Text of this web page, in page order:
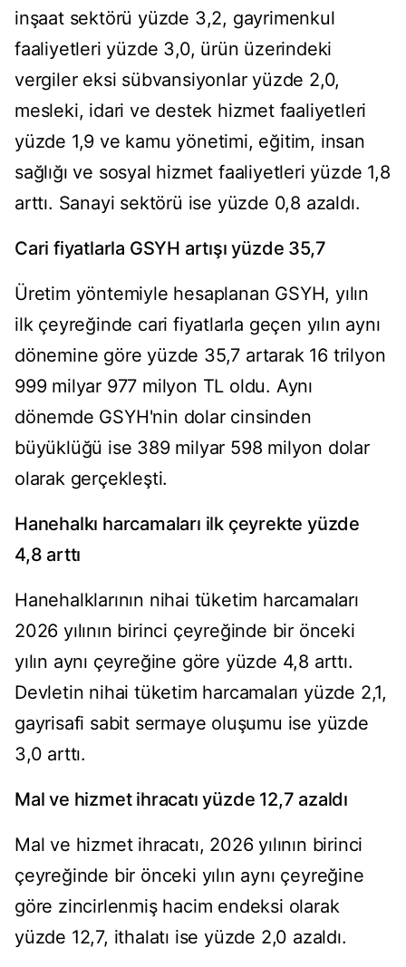
inşaat sektörü yüzde 3,2, gayrimenkul
faaliyetleri yüzde 3,0, ürün üzerindeki
vergiler eksi sübvansiyonlar yüzde 2,0,
mesleki, idari ve destek hizmet faaliyetleri
yüzde 1,9 ve kamu yönetimi, eğitim, insan
sağlığı ve sosyal hizmet faaliyetleri yüzde 1,8
arttı. Sanayi sektörü ise yüzde 0,8 azaldı.
Cari fiyatlarla GSYH artışı yüzde 35,7
Üretim yöntemiyle hesaplanan GSYH, yılın
ilk çeyreğinde cari fiyatlarla geçen yılın aynı
dönemine göre yüzde 35,7 artarak 16 trilyon
999 milyar 977 milyon TL oldu. Aynı
dönemde GSYH'nin dolar cinsinden
büyüklüğü ise 389 milyar 598 milyon dolar
olarak gerçekleşti.
Hanehalkı harcamaları ilk çeyrekte yüzde
4,8 arttı
Hanehalklarının nihai tüketim harcamaları
2026 yılının birinci çeyreğinde bir önceki
yılın aynı çeyreğine göre yüzde 4,8 arttı.
Devletin nihai tüketim harcamaları yüzde 2,1,
gayrisafi sabit sermaye oluşumu ise yüzde
3,0 arttı.
Mal ve hizmet ihracatı yüzde 12,7 azaldı
Mal ve hizmet ihracatı, 2026 yılının birinci
çeyreğinde bir önceki yılın aynı çeyreğine
göre zincirlenmiş hacim endeksi olarak
yüzde 12,7, ithalatı ise yüzde 2,0 azaldı.